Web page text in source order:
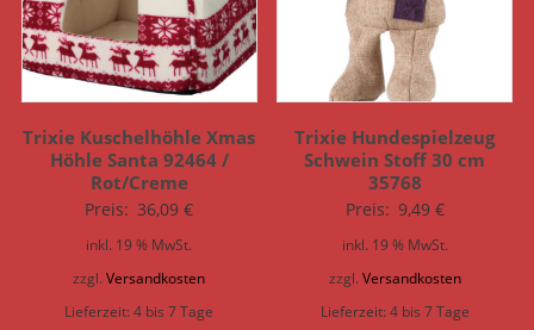
Trixie Kuschelhöhle Xmas
Höhle Santa 92464 /
Rot/Creme
Preis: 36,09€
inkl. 19 % MwSt.
zzgl.Versandkosten
Lieferzeit:4 bis 7 Tage
Trixie Hundespielzeug
Schwein Stoff 30 cm
35768
Preis: 9,49 €
inkl. 19 % MwSt.
zzgl. Versandkosten
Lieferzeit:4 bis 7 Tage